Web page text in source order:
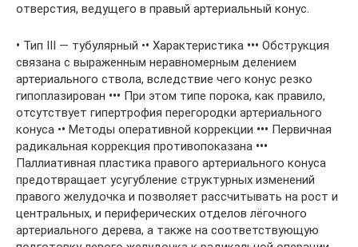
отверстия, ведущего в правый артериальный конус.
• Тип III — тубулярный •• Характеристика ••• Обструкция
связана с выраженным неравномерным делением
артериального ствола, вследствие чего конус резко
гипоплазирован ••• При этом типе порока, как правило,
отсутствует гипертрофия перегородки артериального
конуса •• Методы оперативной коррекции ••• Первичная
радикальная коррекция противопоказана •••
Паллиативная пластика правого артериального конуса
предотвращает усугубление структурных изменений
правого желудочка и позволяет рассчитывать на рост и
центральных, и периферических отделов лёгочного
артериального дерева, а также на соответствующую